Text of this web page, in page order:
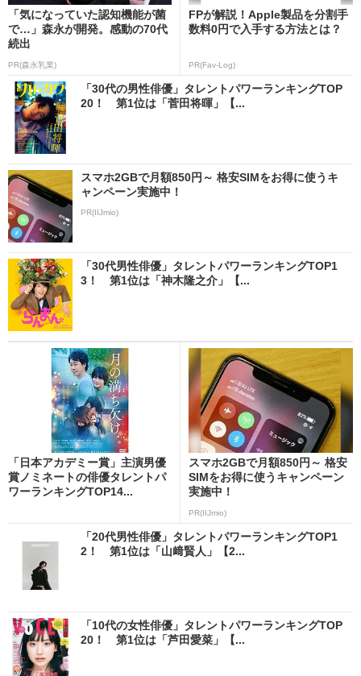
「気になっていた認知機能が菌
で…」森永が開発。感動の70代
続出
PR(森永乳業)
FPが解説！Apple製品を分割手
数料0円で入手する方法とは？
PR(Fav-Log)
「30代の男性俳優」タレントパワーランキングTOP
20！ 第1位は「菅田将暉」【...
スマホ2GBで月額850円～ 格安SIMをお得に使うキ
ャンペーン実施中！
PR(IIJmio)
「30代男性俳優」タレントパワーランキングTOP1
3！ 第1位は「神木隆之介」【...
「日本アカデミー賞」主演男優
賞ノミネートの俳優タレントパ
ワーランキングTOP14...
スマホ2GBで月額850円～ 格安
SIMをお得に使うキャンペーン
実施中！
PR(IIJmio)
「20代男性俳優」タレントパワーランキングTOP1
2！ 第1位は「山﨑賢人」【2...
「10代の女性俳優」タレントパワーランキングTOP
20！ 第1位は「芦田愛菜」【...